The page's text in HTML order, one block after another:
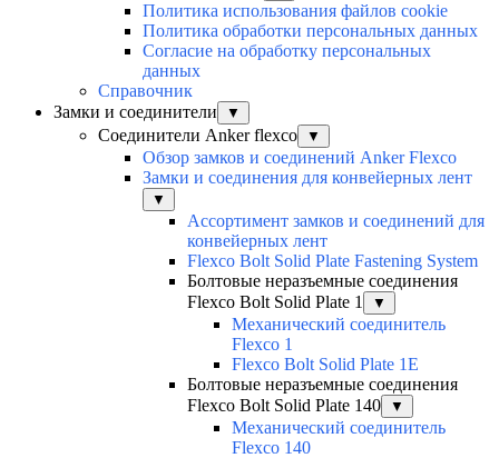
Политика использования файлов cookie
Политика обработки персональных данных
Согласие на обработку персональных
данных
Справочник
Замки и соединители
▼
Соединители Anker flexco ▼
Обзор замков и соединений Anker Flexco
Замки и соединения для конвейерных лент
▼
Ассортимент замков и соединений для
конвейерных лент
Flexco Bolt Solid Plate Fastening System
Болтовые неразъемные соединения
Flexco Bolt Solid Plate 1
▼
Механический соединитель
Flexco 1
Flexco Bolt Solid Plate 1E
Болтовые неразъемные соединения
Flexco Bolt Solid Plate 140
▼
Механический соединитель
Flexco 140